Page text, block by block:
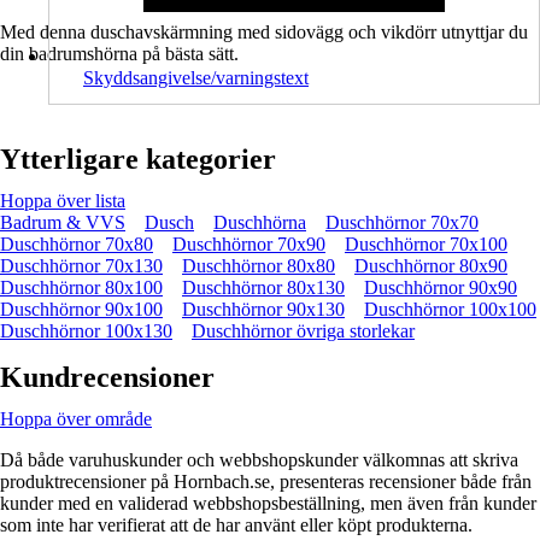
Med denna duschavskärmning med sidovägg och vikdörr utnyttjar du
din badrumshörna på bästa sätt.
Skyddsangivelse/varningstext
Ytterligare kategorier
Hoppa över lista
Badrum & VVS
Dusch Duschhörna
Duschhörnor 70x70
Duschhörnor 70x80
Duschhörnor 70x90
Duschhörnor 70x100
Duschhörnor 70x130
Duschhörnor 80x80
Duschhörnor 80x90
Duschhörnor 80x100
Duschhörnor 80x130
Duschhörnor 90x90
Duschhörnor 90x100
Duschhörnor 90x130
Duschhörnor 100x100
Duschhörnor 100x130
Duschhörnor övriga storlekar
Kundrecensioner
Hoppa över område
Då både varuhuskunder och webbshopskunder välkomnas att skriva
produktrecensioner på Hornbach.se, presenteras recensioner både från
kunder med en validerad webbshopsbeställning, men även från kunder
som inte har verifierat att de har använt eller köpt produkterna.